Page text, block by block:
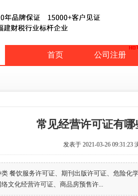
首页 公司注册
常见经营许可证有哪
发表于 2021-03-26 09:31:23
餐饮服务许可证、期刊出版许可证、危险化
文化经营许可证、商品房预售许...